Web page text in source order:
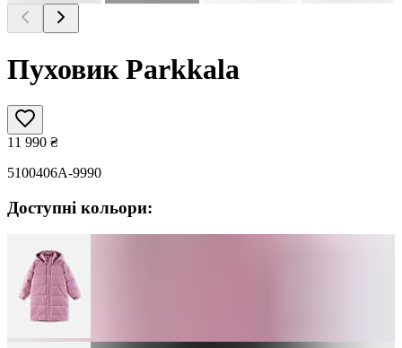
Пуховик Parkkala
11 990 ₴
5100406A-9990
Доступні кольори: